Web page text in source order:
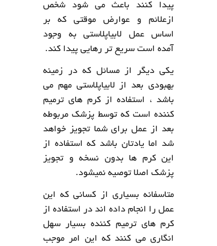
پیدا کنند باعث می شود شخص
ازعلائم و عوارض موقتی که بر
اساس عمل لابیاپلاستی به وجود
آمده است سریع تر رهایی پیدا کند.
یکی دیگر از مسائل که در زمینه
بهبودی بعد از لابیاپلاستی مهم می
باشد ، استفاده از کرم های ترمیم
کننده است که توسط پزشک مربوطه
بعد از عمل برای شما تجویز خواهد
شد اما یادتان باشد که استفاده از
این کرم ها بدون نسخه و تجویز
پزشک اصلا توصیه نمیشود.
متاسفانه بسیاری از کسانی که این
عمل را انجام داده اند در استفاده از
کرم های ترمیم کننده بسیار سهل
انگاری می کنند که این امر موجب